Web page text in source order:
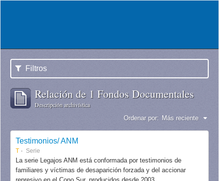
Filtros
Relación de 1 Fondos Documentales
Descripción archivística
Ordenar por: Más reciente
Testimonios/ ANM
T Serie
La serie Legajos ANM está conformada por testimonios de
familiares y víctimas de desaparición forzada y del accionar